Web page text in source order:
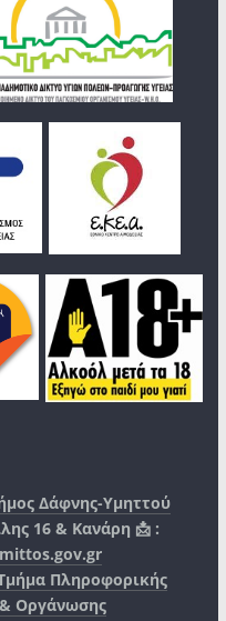
Δάφνης-Υμηττού
16 & Κανάρη 📩 :
Πληροφορικής
Οργάνωσης